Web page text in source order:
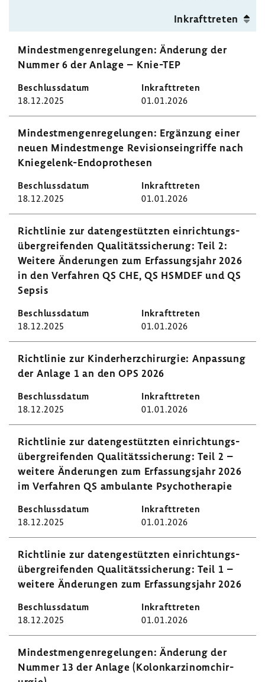
Inkraft­treten
Mindest­men­gen­re­ge­lungen: Ände­rung der
Nummer 6 der Anlage – Knie-​TEP
18.12.2025 01.01.2026
Mindest­men­gen­re­ge­lungen: Ergän­zung einer
neuen Mindest­menge Revi­si­ons­ein­griffe nach
Kniegelenk-​Endoprothesen
18.12.2025 01.01.2026
Richt­linie zur daten­ge­stützten einrich­tungs­
über­grei­fenden Quali­täts­si­che­rung: Teil 2:
Weitere Ände­rungen zum Erfas­sungs­jahr 2026
in den Verfahren QS CHE, QS HSMDEF und QS
Sepsis
18.12.2025 01.01.2026
Richt­linie zur Kinder­herz­chir­urgie: Anpas­sung
der Anlage 1 an den OPS 2026
18.12.2025 01.01.2026
Richt­linie zur daten­ge­stützten einrich­tungs­
über­grei­fenden Quali­täts­si­che­rung: Teil 2 –
weitere Ände­rungen zum Erfas­sungs­jahr 2026
im Verfahren QS ambu­lante Psycho­the­rapie
18.12.2025 01.01.2026
Richt­linie zur daten­ge­stützten einrich­tungs­
über­grei­fenden Quali­täts­si­che­rung: Teil 1 –
weitere Ände­rungen zum Erfas­sungs­jahr 2026
18.12.2025 01.01.2026
Mindest­men­gen­re­ge­lungen: Ände­rung der
Nummer 13 der Anlage (Kolon­kar­zi­nom­chir­